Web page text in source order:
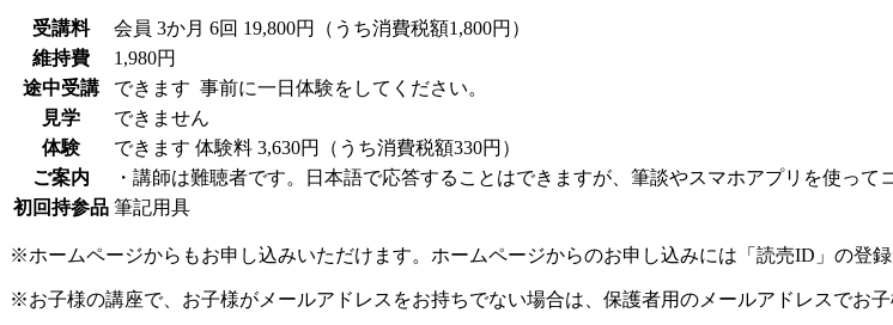
受講料 会員 3か月 6回 19,800円（うち消費税額1,800円）
維持費
1,980円
途中受講
できます 事前に一日体験をしてください。
見学
できません
体験
できます 体験料 3,630円（うち消費税額330円）
ご案内
・講師は難聴者です。日本語で応答することはできますが、筆談やスマホアプリを使って
初回持参品 筆記用具
※ホームページからもお申し込みいただけます。ホームページからのお申し込みには「読売ID」の登
※お子様の講座で、お子様がメールアドレスをお持ちでない場合は、保護者用のメールアドレスでお子